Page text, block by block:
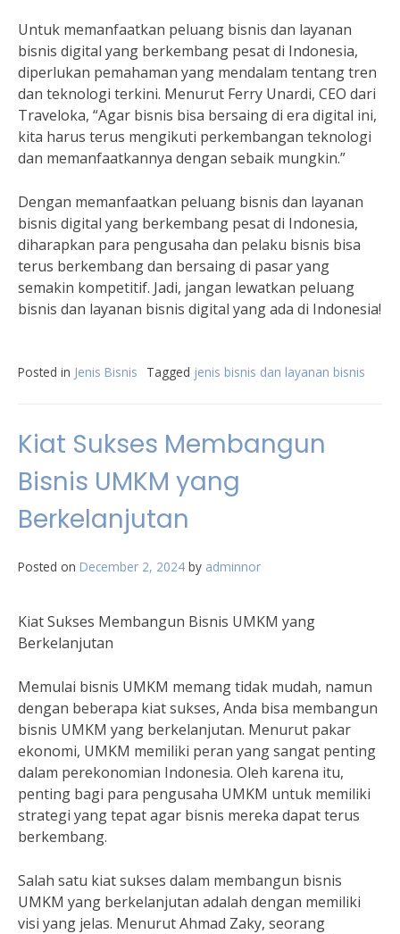
Untuk memanfaatkan peluang bisnis dan layanan
bisnis digital yang berkembang pesat di Indonesia,
diperlukan pemahaman yang mendalam tentang tren
dan teknologi terkini. Menurut Ferry Unardi, CEO dari
Traveloka, “Agar bisnis bisa bersaing di era digital ini,
kita harus terus mengikuti perkembangan teknologi
dan memanfaatkannya dengan sebaik mungkin.”
Dengan memanfaatkan peluang bisnis dan layanan
bisnis digital yang berkembang pesat di Indonesia,
diharapkan para pengusaha dan pelaku bisnis bisa
terus berkembang dan bersaing di pasar yang
semakin kompetitif. Jadi, jangan lewatkan peluang
bisnis dan layanan bisnis digital yang ada di Indonesia!
Posted in Jenis Bisnis Tagged jenis bisnis dan layanan bisnis
Kiat Sukses Membangun
Bisnis UMKM yang
Berkelanjutan
Posted on December 2, 2024 by adminnor
Kiat Sukses Membangun Bisnis UMKM yang
Berkelanjutan
Memulai bisnis UMKM memang tidak mudah, namun
dengan beberapa kiat sukses, Anda bisa membangun
bisnis UMKM yang berkelanjutan. Menurut pakar
ekonomi, UMKM memiliki peran yang sangat penting
dalam perekonomian Indonesia. Oleh karena itu,
penting bagi para pengusaha UMKM untuk memiliki
strategi yang tepat agar bisnis mereka dapat terus
berkembang.
Salah satu kiat sukses dalam membangun bisnis
UMKM yang berkelanjutan adalah dengan memiliki
visi yang jelas. Menurut Ahmad Zaky, seorang